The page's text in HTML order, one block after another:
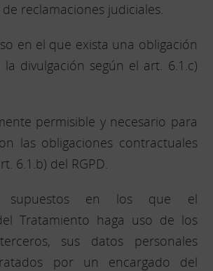
reclamaciones judiciales.
en el que exista una obligación
la divulgación según el art. 6.1.c)
permisible y necesario para
las obligaciones contractuales
6.1.b) del RGPD.
supuestos en los que el
Tratamiento haga uso de los
sus datos personales
por un encargado del